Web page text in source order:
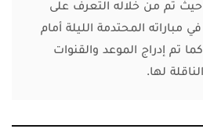
حيث تم من خلاله التعرف على
مباراته المحتدمة الليلة أمام
تم إدراج الموعد والقنوات
الناقلة لها.